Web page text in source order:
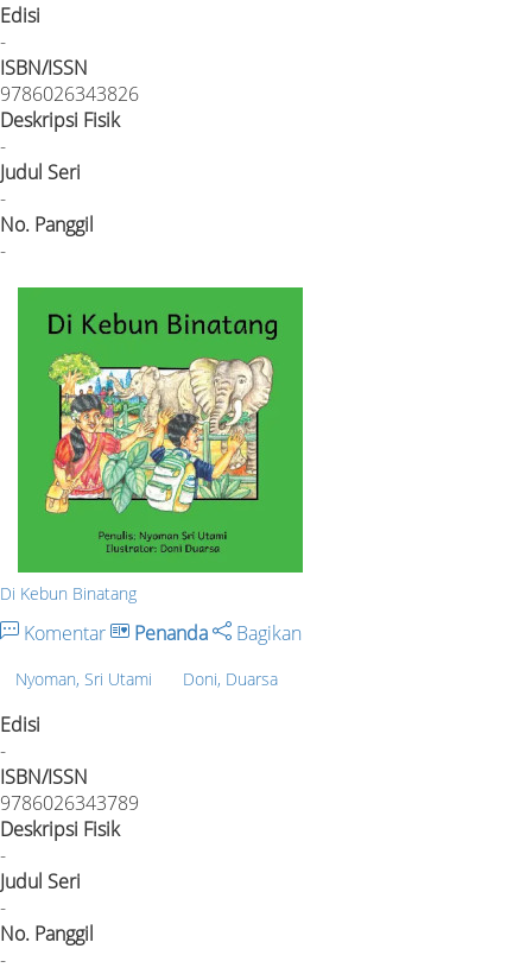
Edisi
-
ISBN/ISSN
9786026343826
Deskripsi Fisik
-
Judul Seri
-
No. Panggil
-
Di Kebun Binatang
Komentar Penanda Bagikan
Nyoman, Sri Utami Doni, Duarsa
Edisi
-
ISBN/ISSN
9786026343789
Deskripsi Fisik
-
Judul Seri
-
No. Panggil
-